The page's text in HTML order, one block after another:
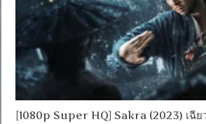
[1080p Super HQ] Sakra (2023) เฉีย